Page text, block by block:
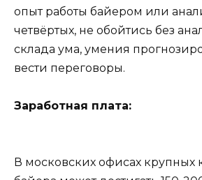
опыт работы байером или
четвёртых, не обойтись без
склада ума, умения
вести переговоры.
Заработная плата:
В московских офисах крупных